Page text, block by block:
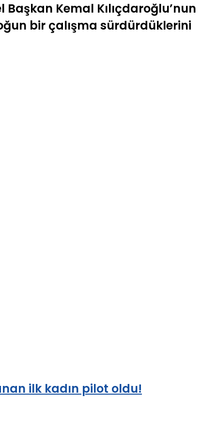
Başkan Kemal Kılıçdaroğlu’nun
bir çalışma sürdürdüklerini
ilk kadın pilot oldu!